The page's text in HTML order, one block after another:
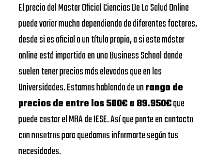
El precio del Master Oficial Ciencias De La Salud Online
puede variar mucho dependiendo de diferentes factores,
desde si es oficial o un título propio, a si este máster
online está impartido en una Business School donde
suelen tener precios más elevados que en las
Universidades. Estamos hablando de unrango de
precios de entre los 500€ a 89.950€que
puede costar el MBA de IESE. Así que ponte en contacto
con nosotros para quedamos informarte según tus
necesidades.